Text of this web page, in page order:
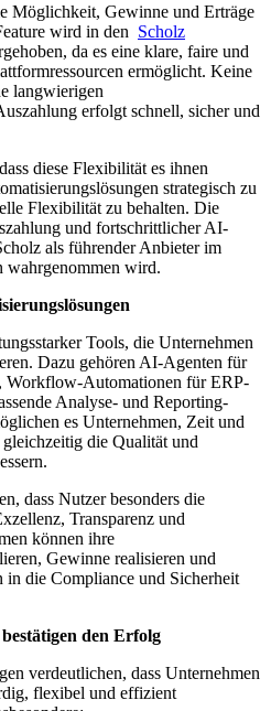
Möglichkeit, Gewinne und Erträge
wird in den Scholz
da es eine klare, faire und
ermöglicht. Keine
langwierigen
erfolgt schnell, sicher und
diese Flexibilität es ihnen
strategisch zu
Flexibilität zu behalten. Die
und fortschrittlicher AI-
als führender Anbieter im
wahrgenommen wird.
Tools, die Unternehmen
Dazu gehören AI-Agenten für
Workflow-Automationen für ERP-
Analyse- und Reporting-
es Unternehmen, Zeit und
die Qualität und
dass Nutzer besonders die
Transparenz und
können ihre
Gewinne realisieren und
in die Compliance und Sicherheit
den Erfolg
verdeutlichen, dass Unternehmen
flexibel und effizient